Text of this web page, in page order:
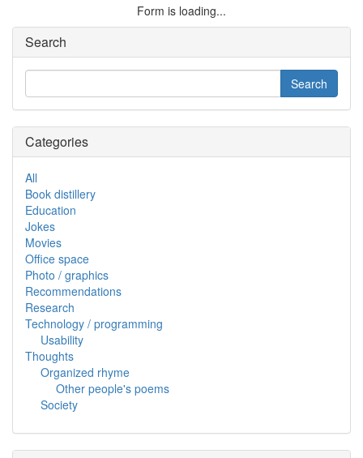
Form is loading...
Search
Categories
All
Book distillery
Education
Jokes
Movies
Office space
Photo / graphics
Recommendations
Research
Technology / programming
Usability
Thoughts
Organized rhyme
Other people's poems
Society